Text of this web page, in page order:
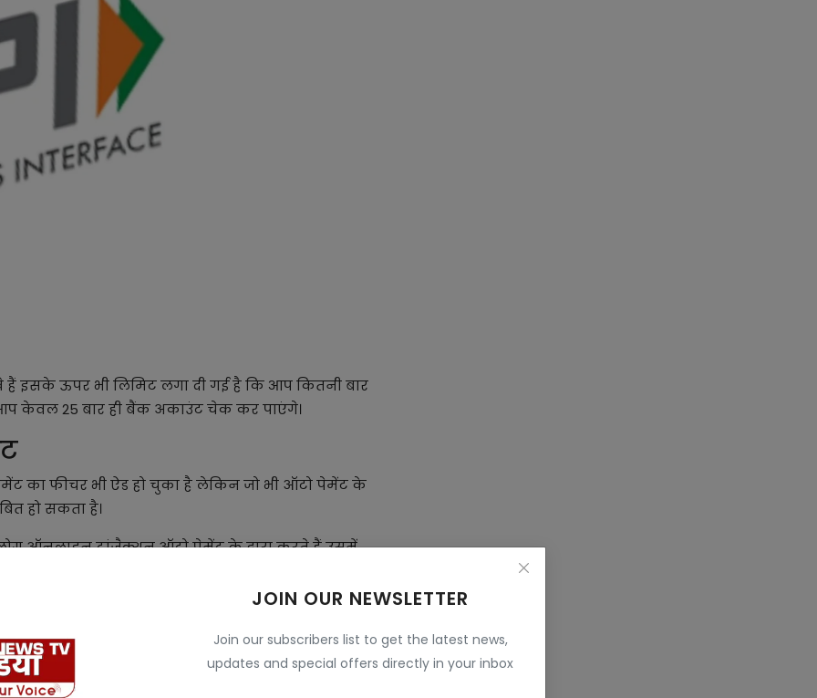
JOIN OUR NEWSLETTER
Join our subscribers list to get the latest news,
updates and special offers directly in your inbox
ऊपर भी लिमिट लगा दी गई है कि आप कितनी बार
केवल 25 बार ही बैंक अकाउंट चेक कर पाएंगे।
का फीचर भी ऐड हो चुका है लेकिन जो भी ऑटो पेमेंट के
हो सकता है।
ऑनलाइन ट्रांजैक्शन ऑटो पेमेंट के द्वारा करते हैं उसमें